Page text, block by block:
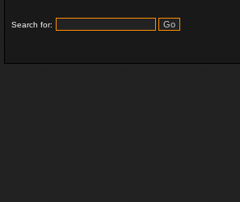
Search for: